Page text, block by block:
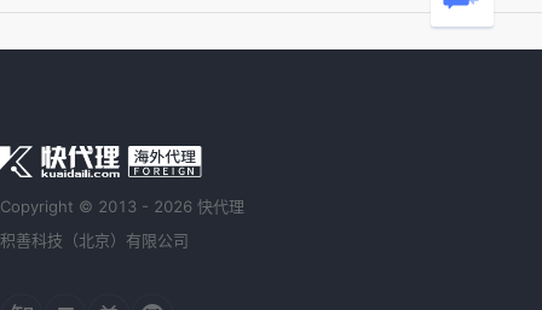
Copyright © 2013 - 2026 快代理
积善科技（北京）有限公司